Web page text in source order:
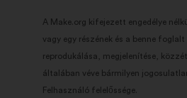
A Make.org kifejezett engedélye
vagy egy részének és a benne
reprodukálása, megjelenítése,
általában véve bármilyen
Felhasználó felelőssége.